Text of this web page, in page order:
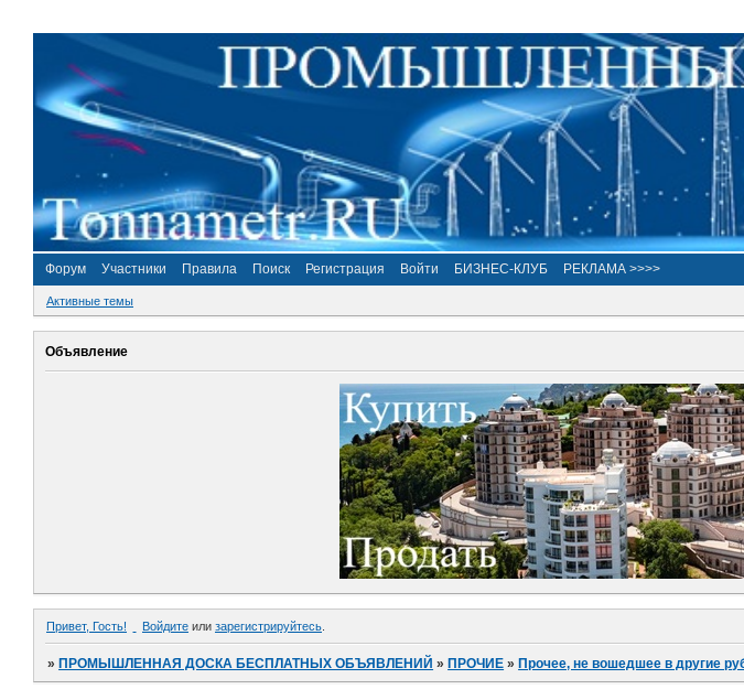
Форум Участники Правила Поиск Регистрация Войти БИЗНЕС-КЛУБ РЕКЛАМА >>>>
Активные темы
Объявление
Привет, Гость! Войдите или зарегистрируйтесь
»ПРОМЫШЛЕННАЯ ДОСКА БЕСПЛАТНЫХ ОБЪЯВЛЕНИЙ »ПРОЧИЕ »Прочее, не вошедшее в другие